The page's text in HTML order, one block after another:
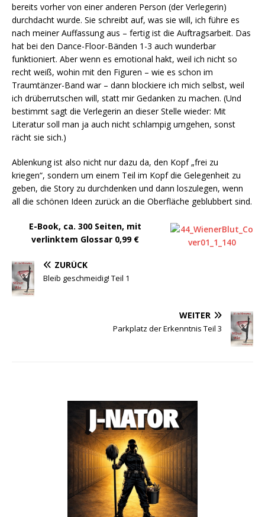
bereits vorher von einer anderen Person (der Verlegerin)
durchdacht wurde. Sie schreibt auf, was sie will, ich führe es
nach meiner Auffassung aus – fertig ist die Auftragsarbeit. Das
hat bei den Dance-Floor-Bänden 1-3 auch wunderbar
funktioniert. Aber wenn es emotional hakt, weil ich nicht so
recht weiß, wohin mit den Figuren – wie es schon im
Traumtänzer-Band war – dann blockiere ich mich selbst, weil
ich drüberrutschen will, statt mir Gedanken zu machen. (Und
bestimmt sagt die Verlegerin an dieser Stelle wieder: Mit
Literatur soll man ja auch nicht schlampig umgehen, sonst
rächt sie sich.)
Ablenkung ist also nicht nur dazu da, den Kopf „frei zu
kriegen“, sondern um einem Teil im Kopf die Gelegenheit zu
geben, die Story zu durchdenken und dann loszulegen, wenn
all die schönen Ideen zurück an die Oberfläche geblubbert sind.
E-Book, ca. 300 Seiten, mit
verlinktem Glossar 0,99 €
ZURÜCK
Bleib geschmeidig! Teil 1
WEITER
Parkplatz der Erkenntnis Teil 3